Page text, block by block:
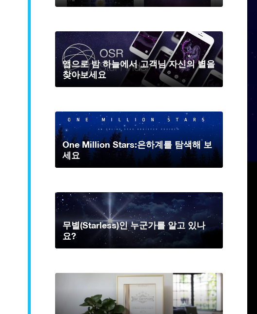
앱으로 밤 하늘에서 고객님 자신의 별을
찾아보세요
One Million Stars:은하계를 탐색해 보
세요
무별(Starless)인 누군가를 알고 있나
요?